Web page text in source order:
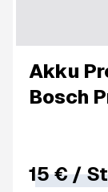
Akku
Bosch
15 €/